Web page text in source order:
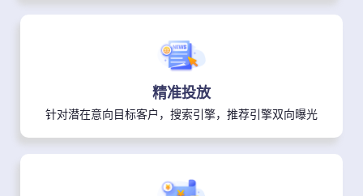
精准投放
针对潜在意向目标客户，搜索引擎，推荐引擎双向曝光